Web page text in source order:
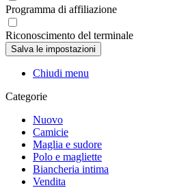
Programma di affiliazione
Riconoscimento del terminale
Chiudi menu
Categorie
Nuovo
Camicie
Maglia e sudore
Polo e magliette
Biancheria intima
Vendita